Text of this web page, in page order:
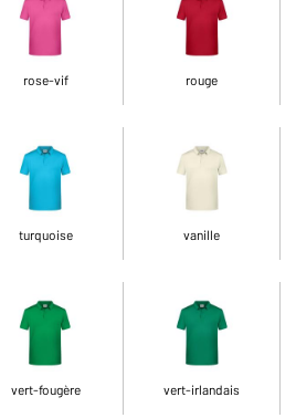
rose-vif rouge
turquoise vanille
vert-fougère vert-irlandais